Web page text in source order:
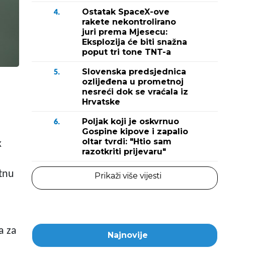
za
4.
Ostatak SpaceX-ove
rakete nekontrolirano
juri prema Mjesecu:
Eksplozija će biti snažna
poput tri tone TNT-a
5.
Slovenska predsjednica
ozlijeđena u prometnoj
nesreći dok se vraćala iz
Hrvatske
6.
Poljak koji je oskvrnuo
Gospine kipove i zapalio
oltar tvrdi: "Htio sam
razotkriti prijevaru"
Prikaži više vijesti
Najnovije